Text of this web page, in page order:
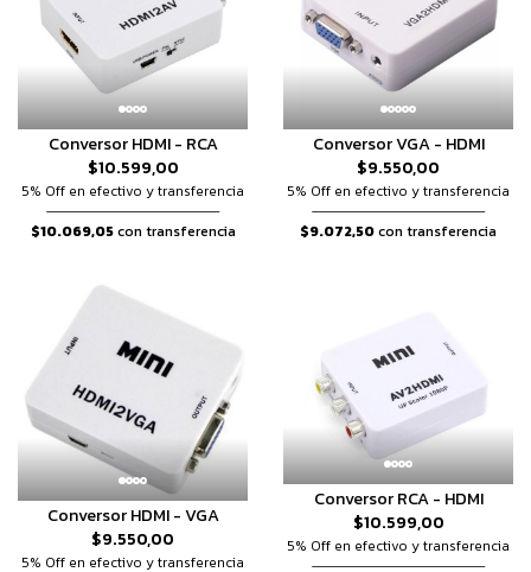
Conversor HDMI - RCA
$10.599,00
5% Off en efectivo y transferencia
$10.069,05con transferencia
Conversor VGA - HDMI
$9.550,00
5% Off en efectivo y transferencia
$9.072,50con transferencia
Conversor HDMI - VGA
$9.550,00
5% Off en efectivo y transferencia
Conversor RCA - HDMI
$10.599,00
5% Off en efectivo y transferencia